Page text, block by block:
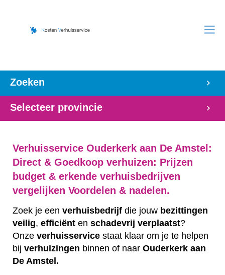
Zoeken
Selecteer provincie
Verhuisservice Ouderkerk aan De Amstel:
Direct & Goedkoop verhuizen: Prijzen
budget & erkende verhuisbedrijven
vergelijken Voordelen & nadelen.
Zoek je een verhuisbedrijf die jouw bezittingen
veilig, efficiënt en schadevrij verplaatst?
Onze verhuisservice staat klaar om je te helpen
bij verhuizingen binnen of naar Ouderkerk aan
De Amstel.